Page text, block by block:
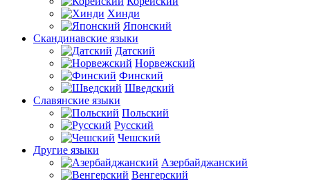
Хинди
Японский
Скандинавские языки
Датский
Норвежский
Финский
Шведский
Славянские языки
Польский
Русский
Чешский
Другие языки
Азербайджанский
Венгерский